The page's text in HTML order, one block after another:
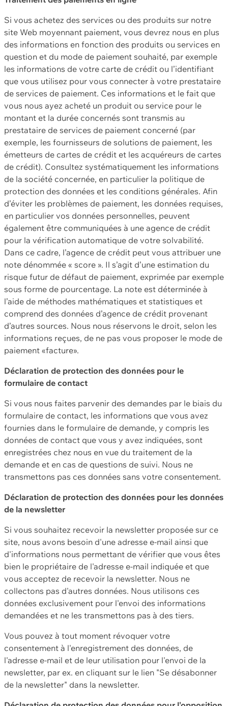
Si vous achetez des services ou des produits sur notre
site Web moyennant paiement, vous devrez nous en plus
des informations en fonction des produits ou services en
question et du mode de paiement souhaité, par exemple
les informations de votre carte de crédit ou l’identifiant
que vous utilisez pour vous connecter à votre prestataire
de services de paiement. Ces informations et le fait que
vous nous ayez acheté un produit ou service pour le
montant et la durée concernés sont transmis au
prestataire de services de paiement concerné (par
exemple, les fournisseurs de solutions de paiement, les
émetteurs de cartes de crédit et les acquéreurs de cartes
de crédit). Consultez systématiquement les informations
de la société concernée, en particulier la politique de
protection des données et les conditions générales. Afin
d’éviter les problèmes de paiement, les données requises,
en particulier vos données personnelles, peuvent
également être communiquées à une agence de crédit
pour la vérification automatique de votre solvabilité.
Dans ce cadre, l’agence de crédit peut vous attribuer une
note dénommée « score ». Il s’agit d’une estimation du
risque futur de défaut de paiement, exprimée par exemple
sous forme de pourcentage. La note est déterminée à
l’aide de méthodes mathématiques et statistiques et
comprend des données d’agence de crédit provenant
d’autres sources. Nous nous réservons le droit, selon les
informations reçues, de ne pas vous proposer le mode de
paiement «facture».
Déclaration de protection des données pour le
formulaire de contact
Si vous nous faites parvenir des demandes par le biais du
formulaire de contact, les informations que vous avez
fournies dans le formulaire de demande, y compris les
données de contact que vous y avez indiquées, sont
enregistrées chez nous en vue du traitement de la
demande et en cas de questions de suivi. Nous ne
transmettons pas ces données sans votre consentement.
Déclaration de protection des données pour les données
de la newsletter
Si vous souhaitez recevoir la newsletter proposée sur ce
site, nous avons besoin d'une adresse e-mail ainsi que
d'informations nous permettant de vérifier que vous êtes
bien le propriétaire de l'adresse e-mail indiquée et que
vous acceptez de recevoir la newsletter. Nous ne
collectons pas d'autres données. Nous utilisons ces
données exclusivement pour l'envoi des informations
demandées et ne les transmettons pas à des tiers.
Vous pouvez à tout moment révoquer votre
consentement à l'enregistrement des données, de
l'adresse e-mail et de leur utilisation pour l'envoi de la
newsletter, par ex. en cliquant sur le lien "Se désabonner
de la newsletter" dans la newsletter.